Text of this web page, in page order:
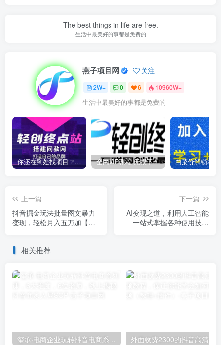
The best things in life are free.
生活中最美好的事都是免费的
燕子项目网 关注
2W+ 0 6 10960W+
生活中最美好的事都是免费的
你还在到处找项目？还在当韭菜？我靠卖项目一个月收入5万+，曾经我也是个失败者。 全网VIP课程 无损下载~
上一篇
抖音掘金玩法批量图文暴力
变现，轻松月入五万加【揭
下一篇
AI变现之道，利用人工智能
一站式掌握各种使用技能
相关推荐
玺承·电商企业玩转抖音电商系列课，6大维度，6位老师，线上揭秘抖音商家入局SOP